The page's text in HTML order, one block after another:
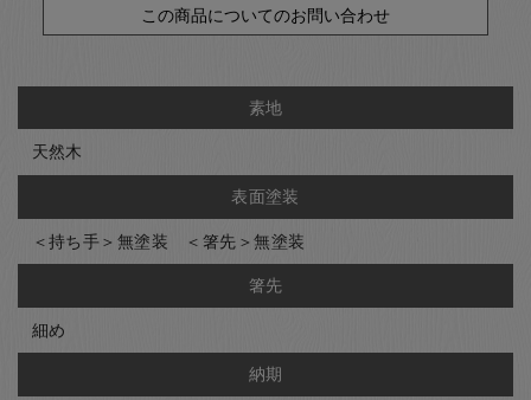
この商品についてのお問い合わせ
素地
天然木
表面塗装
＜持ち手＞無塗装 ＜箸先＞無塗装
箸先
細め
納期